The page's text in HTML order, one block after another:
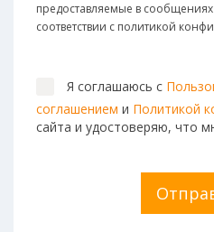
предоставляемые в сообщениях
соответствии с политикой
Я соглашаюсь с
соглашением и Политикой
сайта и удостоверяю, что